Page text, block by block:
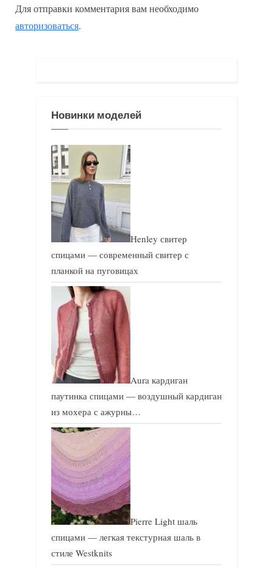
д
у
у
а
и
с
ь
Для отправки комментария вам необходимо
авторизоваться.
Новинки моделей
Henley свитер
спицами — современный свитер с
планкой на пуговицах
Aura кардиган
паутинка спицами — воздушный кардиган
из мохера с ажурны…
Pierre Light шаль
спицами — легкая текстурная шаль в
стиле Westknits